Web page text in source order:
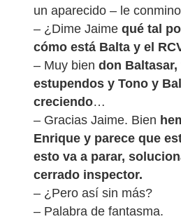
un aparecido – le
– ¿Dime Jaime qué tal
cómo está Balta y el
– Muy bien don
estupendos y Tono y
creciendo…
– Gracias Jaime. Bien
Enrique y parece que
esto va a parar,
cerrado inspector.
– ¿Pero así sin más?
– Palabra de fantasma.